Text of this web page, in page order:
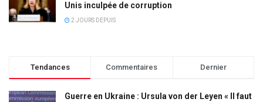
Unis inculpée de corruption
2 JOURS DEPUIS
Tendances Commentaires Dernier
Guerre en Ukraine : Ursula von der Leyen « Il faut